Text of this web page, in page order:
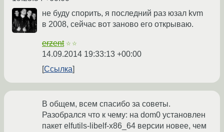
не буду спорить, я последний раз юзал kvm
в 2008, сейчас вот заново его открываю.
erzent ☆☆
14.09.2014 19:33:13 +00:00
Ссылка
В общем, всем спасибо за советы.
Разобрался что к чему: на dom0 установлен
пакет elfutils-libelf-x86_64 версии новее, чем